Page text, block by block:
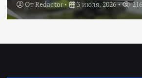
ОтRedactor 3 июля, 2026